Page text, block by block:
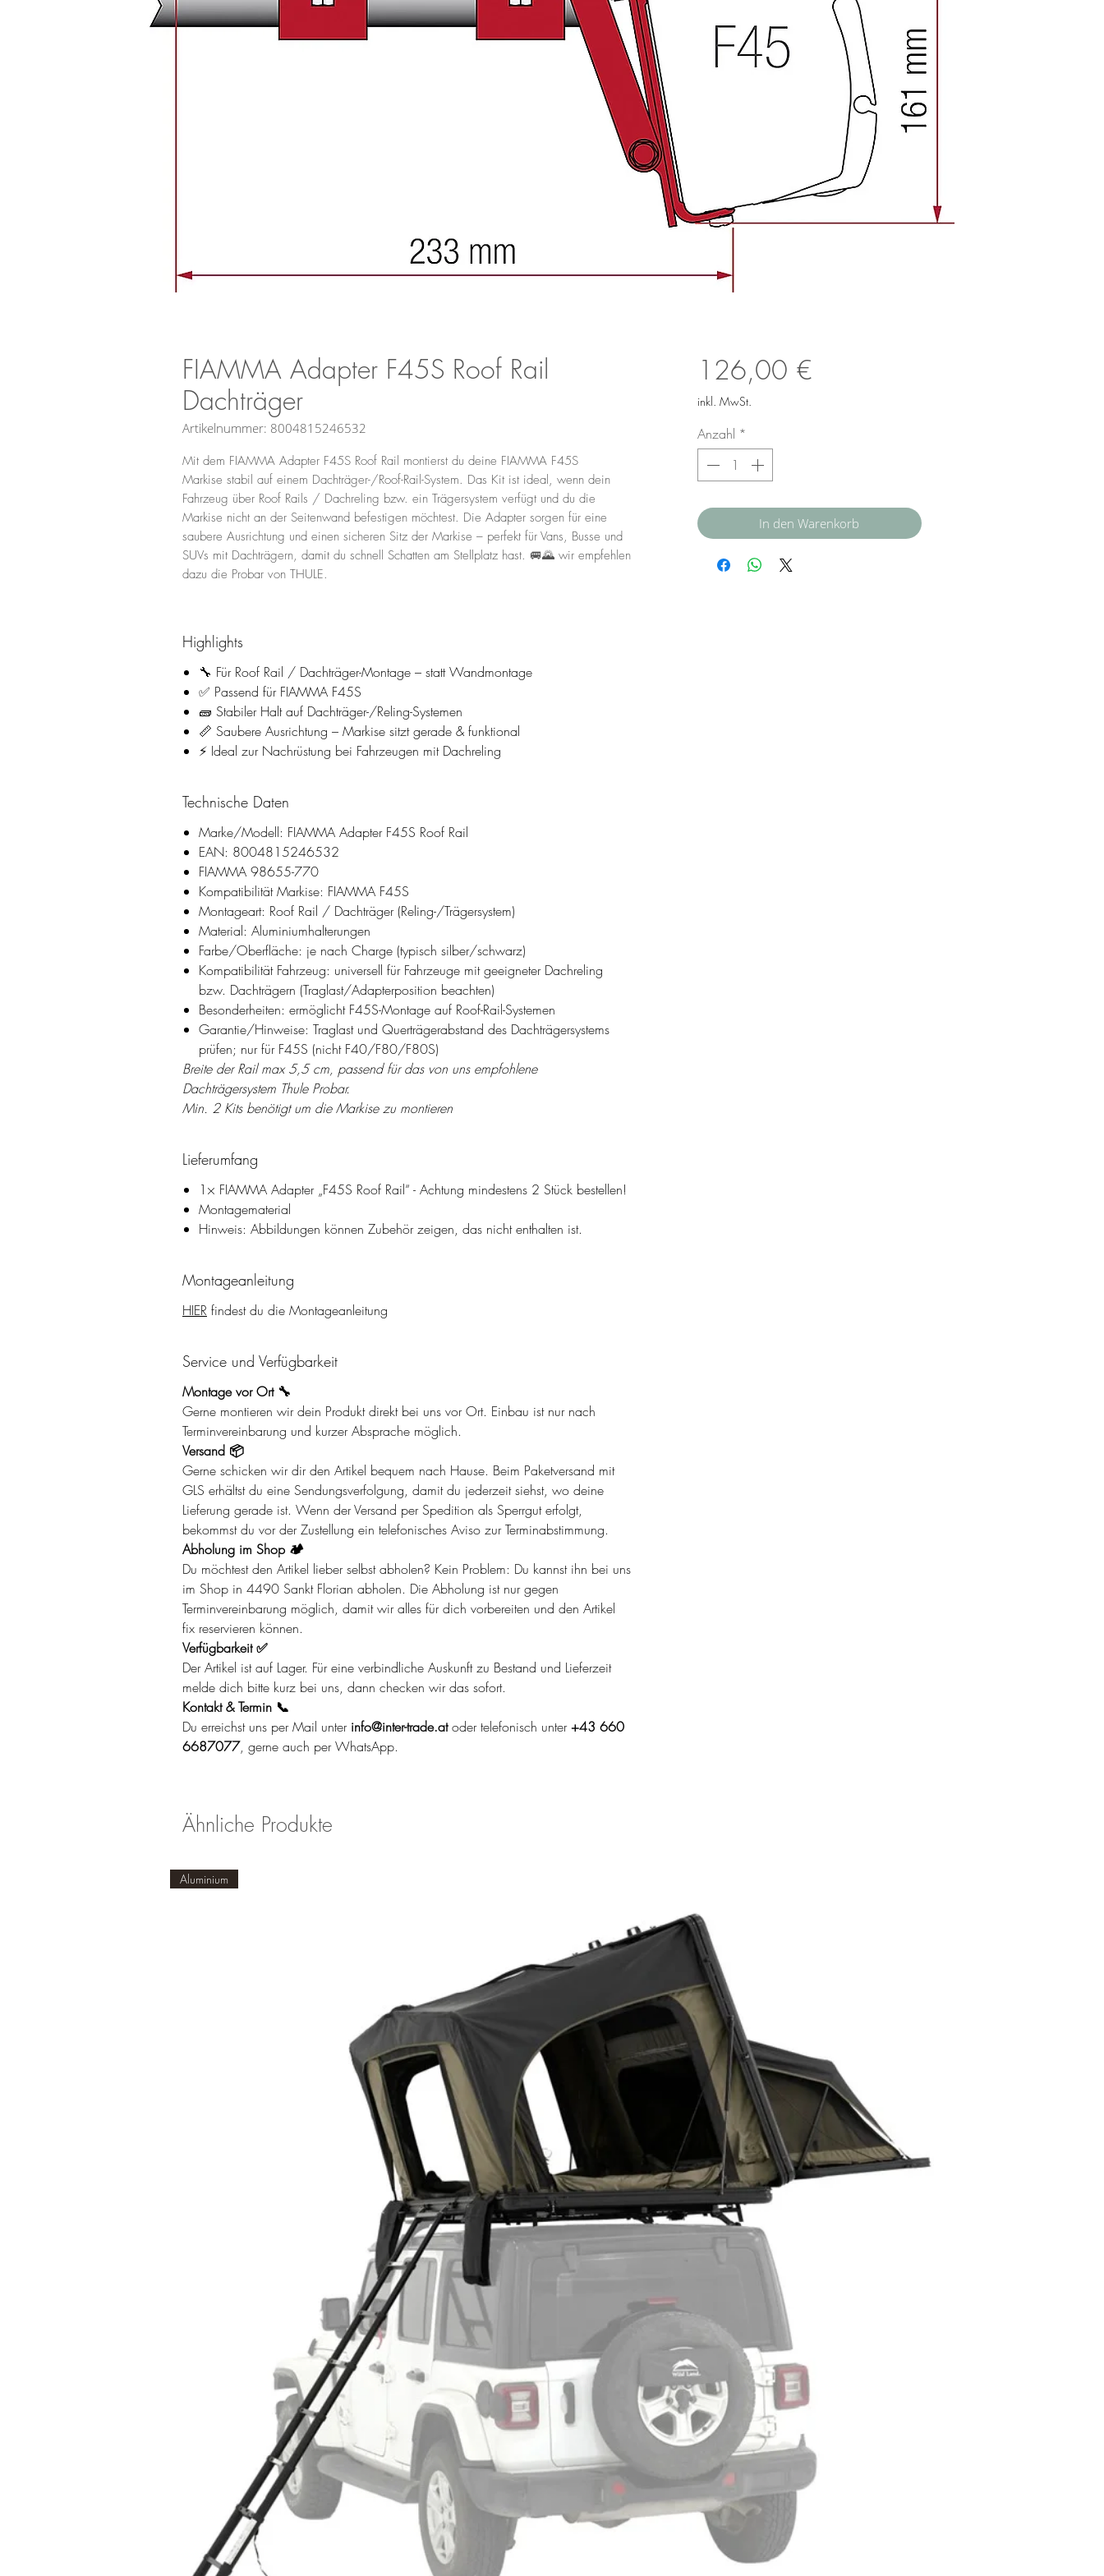
FIAMMA Adapter F45S Roof Rail
Dachträger
Artikelnummer: 8004815246532
Mit dem FIAMMA Adapter F45S Roof Rail montierst du deine FIAMMA F45S
Markise stabil auf einem Dachträger-/Roof-Rail-System. Das Kit ist ideal, wenn dein
Fahrzeug über Roof Rails / Dachreling bzw. ein Trägersystem verfügt und du die
Markise nicht an der Seitenwand befestigen möchtest. Die Adapter sorgen für eine
saubere Ausrichtung und einen sicheren Sitz der Markise – perfekt für Vans, Busse und
SUVs mit Dachträgern, damit du schnell Schatten am Stellplatz hast. 🚐🌄 wir empfehlen
dazu die Probar von THULE.
Highlights
🔧 Für Roof Rail / Dachträger-Montage – statt Wandmontage
✅ Passend für FIAMMA F45S
🧱 Stabiler Halt auf Dachträger-/Reling-Systemen
📏 Saubere Ausrichtung – Markise sitzt gerade & funktional
⚡ Ideal zur Nachrüstung bei Fahrzeugen mit Dachreling
Technische Daten
Marke/Modell: FIAMMA Adapter F45S Roof Rail
EAN: 8004815246532
FIAMMA 98655-770
Kompatibilität Markise: FIAMMA F45S
Montageart: Roof Rail / Dachträger (Reling-/Trägersystem)
Material: Aluminiumhalterungen
Farbe/Oberfläche: je nach Charge (typisch silber/schwarz)
Kompatibilität Fahrzeug: universell für Fahrzeuge mit geeigneter Dachreling
bzw. Dachträgern (Traglast/Adapterposition beachten)
Besonderheiten: ermöglicht F45S-Montage auf Roof-Rail-Systemen
Garantie/Hinweise: Traglast und Querträgerabstand des Dachträgersystems
prüfen; nur für F45S (nicht F40/F80/F80S)
Breite der Rail max 5,5 cm, passend für das von uns empfohlene
Dachträgersystem Thule Probar.
Min. 2 Kits benötigt um die Markise zu montieren
Lieferumfang
1× FIAMMA Adapter „F45S Roof Rail“ - Achtung mindestens 2 Stück bestellen!
Montagematerial
Hinweis: Abbildungen können Zubehör zeigen, das nicht enthalten ist.
Montageanleitung
HIER findest du die Montageanleitung
Service und Verfügbarkeit
Montage vor Ort 🔧
Gerne montieren wir dein Produkt direkt bei uns vor Ort. Einbau ist nur nach
Terminvereinbarung und kurzer Absprache möglich.
Versand 📦
Gerne schicken wir dir den Artikel bequem nach Hause. Beim Paketversand mit
GLS erhältst du eine Sendungsverfolgung, damit du jederzeit siehst, wo deine
Lieferung gerade ist. Wenn der Versand per Spedition als Sperrgut erfolgt,
bekommst du vor der Zustellung ein telefonisches Aviso zur Terminabstimmung.
Abholung im Shop 🏕️
Du möchtest den Artikel lieber selbst abholen? Kein Problem: Du kannst ihn bei uns
im Shop in 4490 Sankt Florian abholen. Die Abholung ist nur gegen
Terminvereinbarung möglich, damit wir alles für dich vorbereiten und den Artikel
fix reservieren können.
Verfügbarkeit ✅
Der Artikel ist auf Lager. Für eine verbindliche Auskunft zu Bestand und Lieferzeit
melde dich bitte kurz bei uns, dann checken wir das sofort.
Kontakt & Termin 📞
Du erreichst uns per Mail unter info@inter-trade.atoder telefonisch unter+43 660
6687077, gerne auch per WhatsApp.
126,00 €Preis
inkl. MwSt.
Anzahl *
In den Warenkorb
Ähnliche Produkte
Aluminium